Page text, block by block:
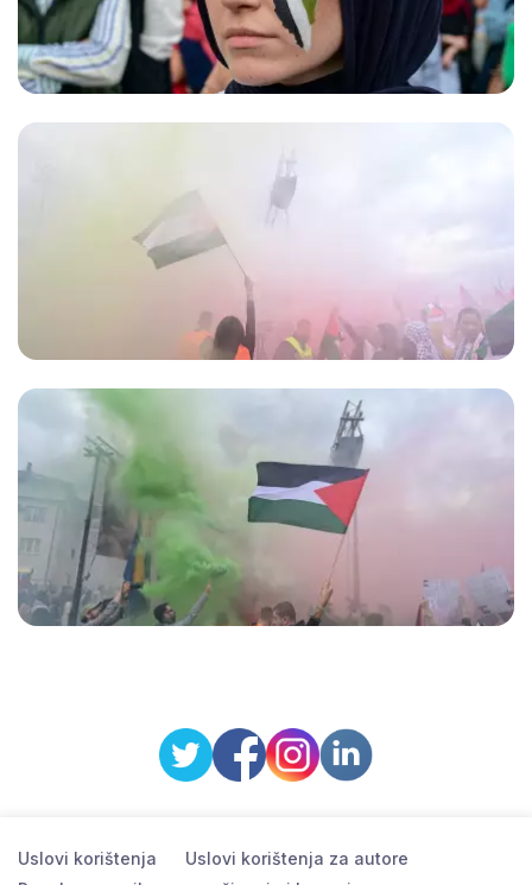
Uslovi korištenja
Uslovi korištenja za autore